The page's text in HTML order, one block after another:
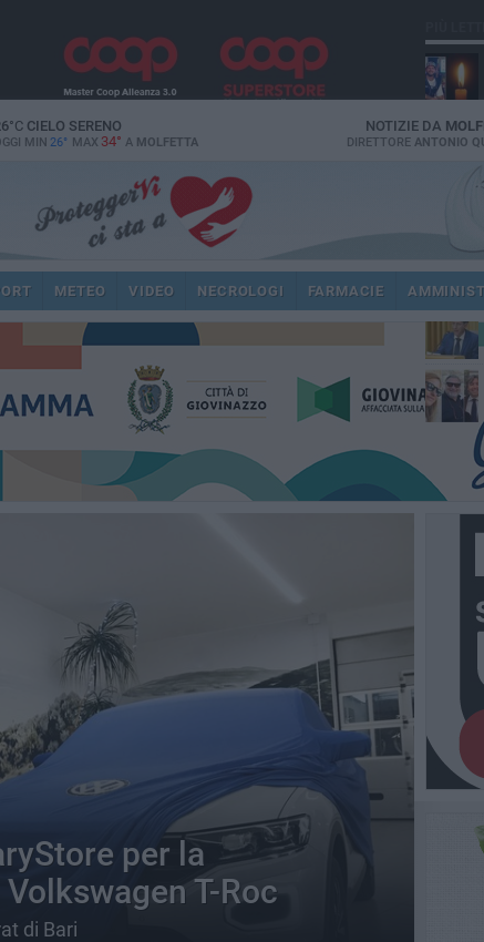
°CCIELO SERENO
MIN 26° MAX 34° A MOLFETTA
NOTIZIE DA
DIRETTORE ANTONIO
METEO VIDEO NECROLOGI FARMACIE
per la
T-Roc
di Bari
fatto